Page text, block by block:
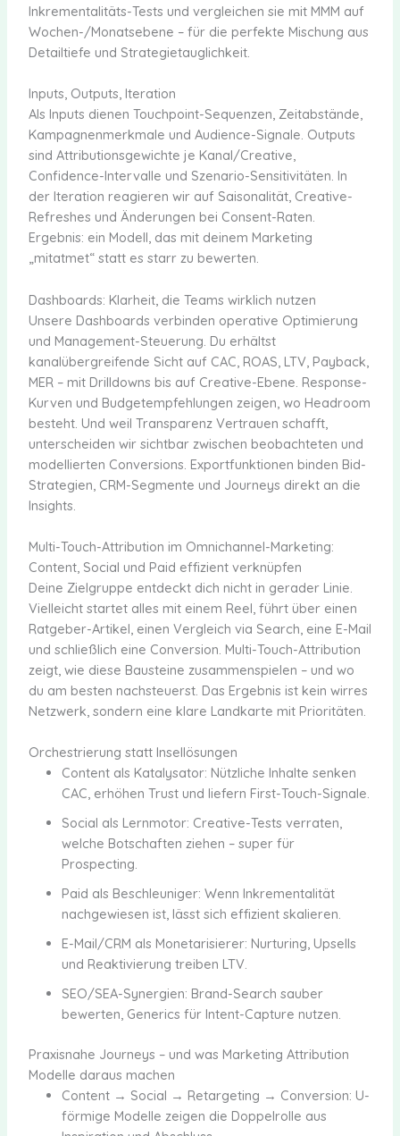
Inkrementalitäts-Tests und vergleichen sie mit MMM auf
Wochen-/Monatsebene – für die perfekte Mischung aus
Detailtiefe und Strategietauglichkeit.
Inputs, Outputs, Iteration
Als Inputs dienen Touchpoint-Sequenzen, Zeitabstände,
Kampagnenmerkmale und Audience-Signale. Outputs
sind Attributionsgewichte je Kanal/Creative,
Confidence-Intervalle und Szenario-Sensitivitäten. In
der Iteration reagieren wir auf Saisonalität, Creative-
Refreshes und Änderungen bei Consent-Raten.
Ergebnis: ein Modell, das mit deinem Marketing
„mitatmet“ statt es starr zu bewerten.
Dashboards: Klarheit, die Teams wirklich nutzen
Unsere Dashboards verbinden operative Optimierung
und Management-Steuerung. Du erhältst
kanalübergreifende Sicht auf CAC, ROAS, LTV, Payback,
MER – mit Drilldowns bis auf Creative-Ebene. Response-
Kurven und Budgetempfehlungen zeigen, wo Headroom
besteht. Und weil Transparenz Vertrauen schafft,
unterscheiden wir sichtbar zwischen beobachteten und
modellierten Conversions. Exportfunktionen binden Bid-
Strategien, CRM-Segmente und Journeys direkt an die
Insights.
Multi-Touch-Attribution im Omnichannel-Marketing:
Content, Social und Paid effizient verknüpfen
Deine Zielgruppe entdeckt dich nicht in gerader Linie.
Vielleicht startet alles mit einem Reel, führt über einen
Ratgeber-Artikel, einen Vergleich via Search, eine E-Mail
und schließlich eine Conversion. Multi-Touch-Attribution
zeigt, wie diese Bausteine zusammenspielen – und wo
du am besten nachsteuerst. Das Ergebnis ist kein wirres
Netzwerk, sondern eine klare Landkarte mit Prioritäten.
Orchestrierung statt Insellösungen
Content als Katalysator: Nützliche Inhalte senken
CAC, erhöhen Trust und liefern First-Touch-Signale.
Social als Lernmotor: Creative-Tests verraten,
welche Botschaften ziehen – super für
Prospecting.
Paid als Beschleuniger: Wenn Inkrementalität
nachgewiesen ist, lässt sich effizient skalieren.
E-Mail/CRM als Monetarisierer: Nurturing, Upsells
und Reaktivierung treiben LTV.
SEO/SEA-Synergien: Brand-Search sauber
bewerten, Generics für Intent-Capture nutzen.
Praxisnahe Journeys – und was Marketing Attribution
Modelle daraus machen
Content → Social → Retargeting → Conversion: U-
förmige Modelle zeigen die Doppelrolle aus